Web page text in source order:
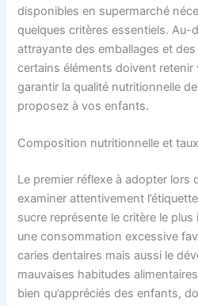
disponibles en supermarché
quelques critères essentiels. Au-
attrayante des emballages et
certains éléments doivent
garantir la qualité nutritionnelle
proposez à vos enfants.
Composition nutritionnelle et
Le premier réflexe à adopter lors
examiner attentivement
sucre représente le critère le
une consommation excessive
caries dentaires mais aussi le
mauvaises habitudes
bien qu’appréciés des enfants,